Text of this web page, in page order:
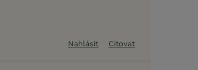
Nahlásit Citovat